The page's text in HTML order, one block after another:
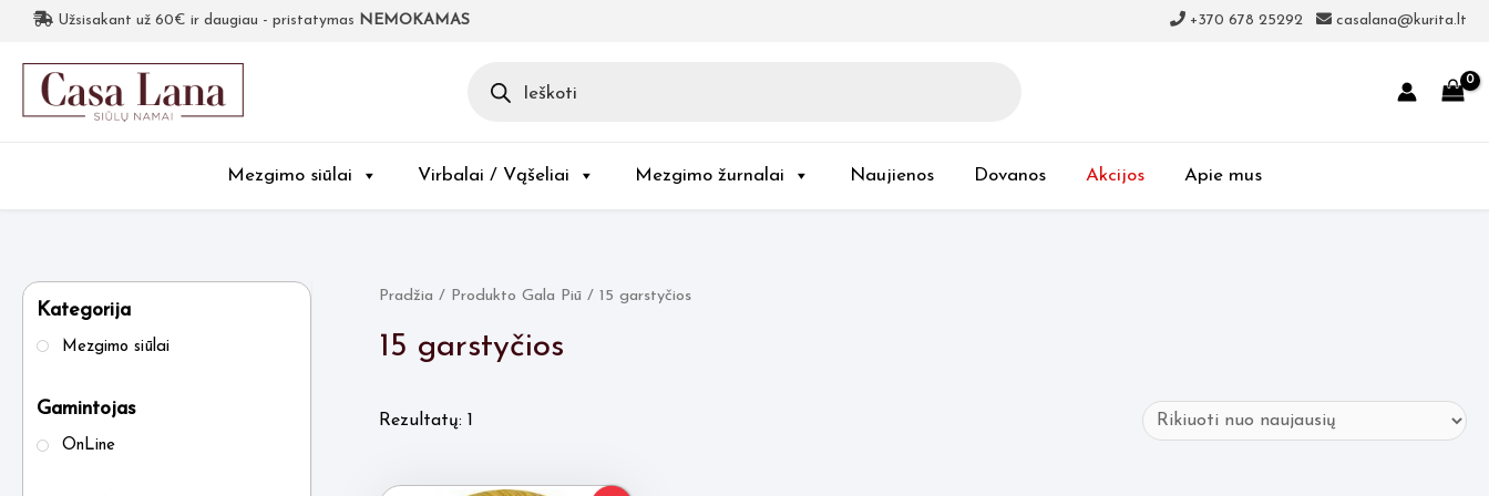
Užsisakant už 60€ ir daugiau - pristatymas NEMOKAMAS +370 678 25292 casalana@kurita.lt
search
Mezgimo siūlai Virbalai / Vąšeliai Mezgimo žurnalai Naujienos Dovanos Akcijos Apie mus
Kategorija
Mezgimo siūlai
Gamintojas
OnLine
Pradžia / Produkto Gala Piū / 15 garstyčios
15 garstyčios
Rezultatų: 1